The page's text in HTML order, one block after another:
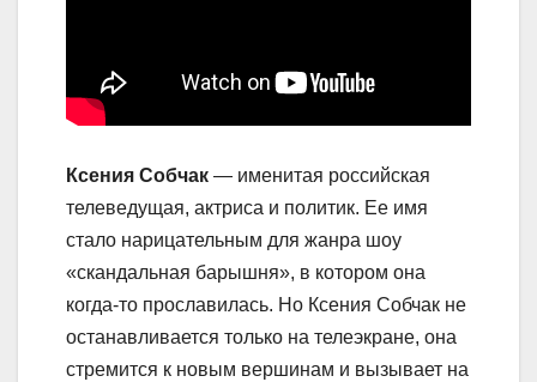
Ксения Собчак — именитая российская
телеведущая, актриса и политик. Ее имя
стало нарицательным для жанра шоу
«скандальная барышня», в котором она
когда-то прославилась. Но Ксения Собчак не
останавливается только на телеэкране, она
стремится к новым вершинам и вызывает на